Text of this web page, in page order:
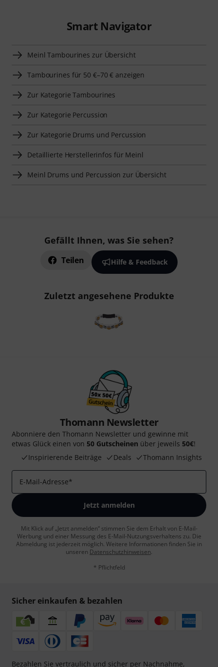
Smart Navigator
Meinl Tambourines zur Übersicht
Tambourines für 50 €–70 € anzeigen
Zur Kategorie Tambourines
Zur Kategorie Percussion
Zur Kategorie Drums und Percussion
Detaillierte Herstellerinfos für Meinl
Meinl Drums und Percussion zur Übersicht
Gefällt Ihnen, was Sie sehen?
Teilen Hilfe & Feedback
Zuletzt angesehene Produkte
Thomann Newsletter
Abonniere den Thomann Newsletter und gewinne mit
etwas Glück einen von 50 Gutscheinen über jeweils 50€!
Inspirierende Beiträge
Deals Thomann Insights
E-Mail-Adresse*
Jetzt anmelden
Mit Klick auf „Jetzt anmelden“ stimmen Sie dem Erhalt von E-Mail-
Werbung und einer Messung des E-Mail-Nutzungsverhaltens zu. Die
Abmeldung ist jederzeit möglich. Weitere Informationen finden Sie in
unseren Datenschutzhinweisen.
* Pflichtfeld
Sicher einkaufen & bezahlen
Bezahlen Sie vertraulich und sicher per Nachnahme,